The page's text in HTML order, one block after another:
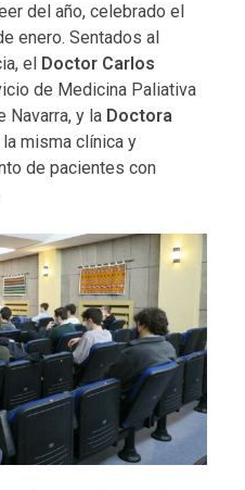
del año, celebrado el
enero. Sentados al
el Doctor Carlos
de Medicina Paliativa
Navarra, y la Doctora
misma clínica y
de pacientes con